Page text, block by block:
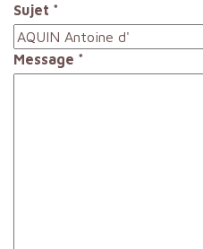
Sujet *
Message *